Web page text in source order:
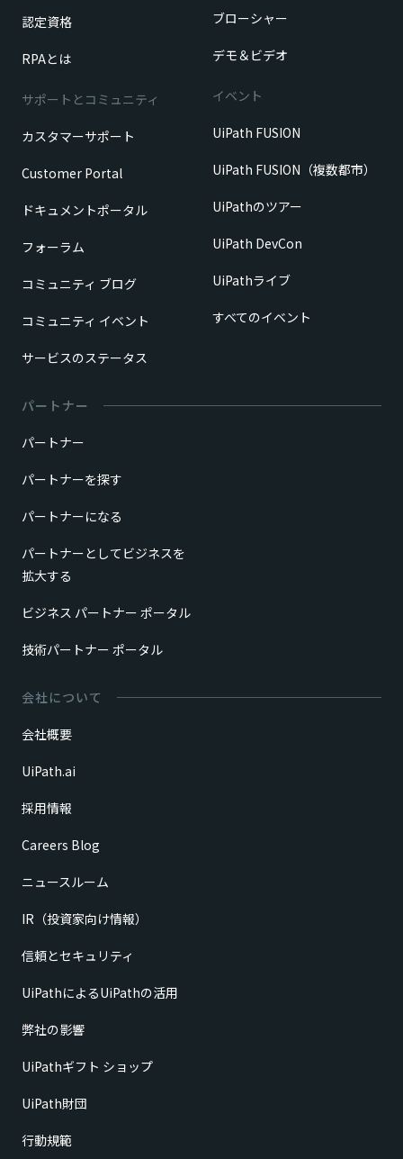
認定資格
RPAとは
サポートとコミュニティ
カスタマーサポート
Customer Portal
ドキュメントポータル
フォーラム
コミュニティ ブログ
コミュニティ イベント
サービスのステータス
ブローシャー
デモ＆ビデオ
イベント
UiPath FUSION
UiPath FUSION（複数都市）
UiPathのツアー
UiPath DevCon
UiPathライブ
すべてのイベント
パートナー
パートナー
パートナーを探す
パートナーになる
パートナーとしてビジネスを
拡大する
ビジネス パートナー ポータル
技術パートナー ポータル
会社について
会社概要
UiPath.ai
採用情報
Careers Blog
ニュースルーム
IR（投資家向け情報）
信頼とセキュリティ
UiPathによるUiPathの活用
弊社の影響
UiPathギフト ショップ
UiPath財団
行動規範